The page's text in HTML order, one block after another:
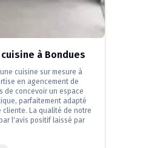
à Bondues
cuisine sur mesure à
en agencement de
de concevoir un espace
parfaitement adapté
cliente. La qualité de notre
l'avis positif laissé par